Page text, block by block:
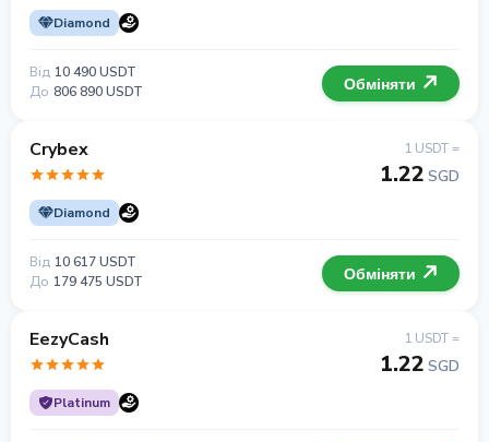
Diamond
Від 10 490 USDT
До 806 890 USDT Обміняти
Crybex
Diamond
1 USDT =
1.22 SGD
Від 10 617 USDT
До 179 475 USDT Обміняти
EezyCash
Platinum
1 USDT =
1.22 SGD